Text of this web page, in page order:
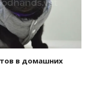
в домашних